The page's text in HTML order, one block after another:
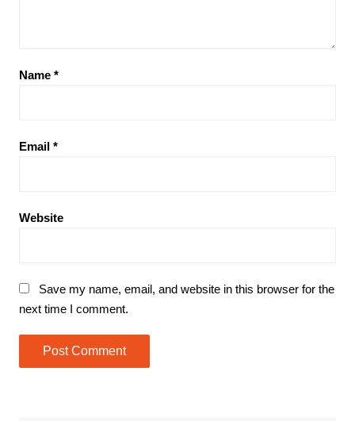
Name *
Email *
Website
Save my name, email, and website in this browser for the
next time I comment.